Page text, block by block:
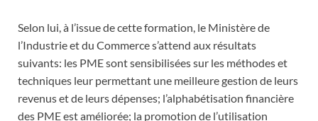
Selon lui, à l’issue de cette formation, le Ministère de
l’Industrie et du Commerce s’attend aux résultats
suivants: les PME sont sensibilisées sur les méthodes et
techniques leur permettant une meilleure gestion de leurs
revenus et de leurs dépenses; l’alphabétisation financière
des PME est améliorée; la promotion de l’utilisation